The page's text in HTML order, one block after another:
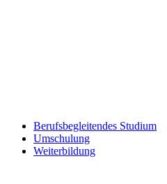
Berufsbegleitendes Studium
Umschulung
Weiterbildung